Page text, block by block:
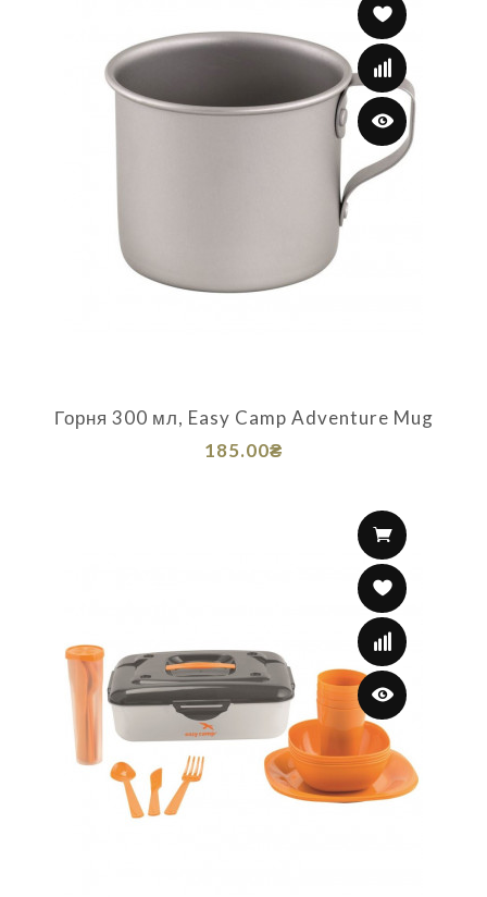
Горня 300 мл, Easy Camp Adventure Mug
185.00₴